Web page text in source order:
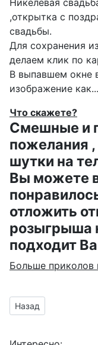
Никелевая
,открытка с
свадьбы.
Для сохранения
делаем клик по
В выпавшем окне
изображение как...
Что скажете?
Смешные и
пожелания ,
шутки на
Вы можете
отложить
розыгрыша
подходит
Больше приколов
Предыдущий
Назад